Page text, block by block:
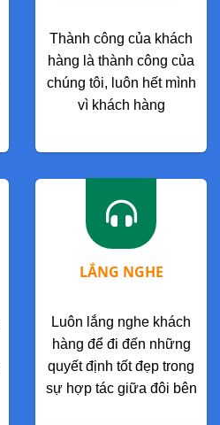
Thành công của khách
hàng là thành công của
chúng tôi, luôn hết mình
vì khách hàng
LẮNG NGHE
Luôn lắng nghe khách
hàng để đi đến những
quyết định tốt đẹp trong
sự hợp tác giữa đôi bên